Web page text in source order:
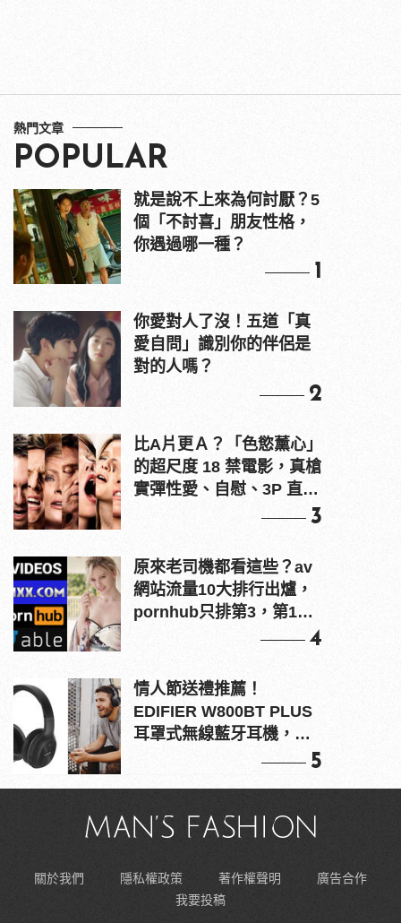
熱門文章
POPULAR
就是說不上來為何討厭？5
個「不討喜」朋友性格，
你遇過哪一種？
1
你愛對人了沒！五道「真
愛自問」識別你的伴侶是
對的人嗎？
2
比A片更Ａ？「色慾薰心」
的超尺度 18 禁電影，真槍
實彈性愛、自慰、3P 直接
3
原來老司機都看這些？av
網站流量10大排行出爐，
pornhub只排第3，第1名
4
情人節送禮推薦！
EDIFIER W800BT PLUS
耳罩式無線藍牙耳機，在
5
關於我們 隱私權政策 著作權聲明
廣告合作
我要投稿